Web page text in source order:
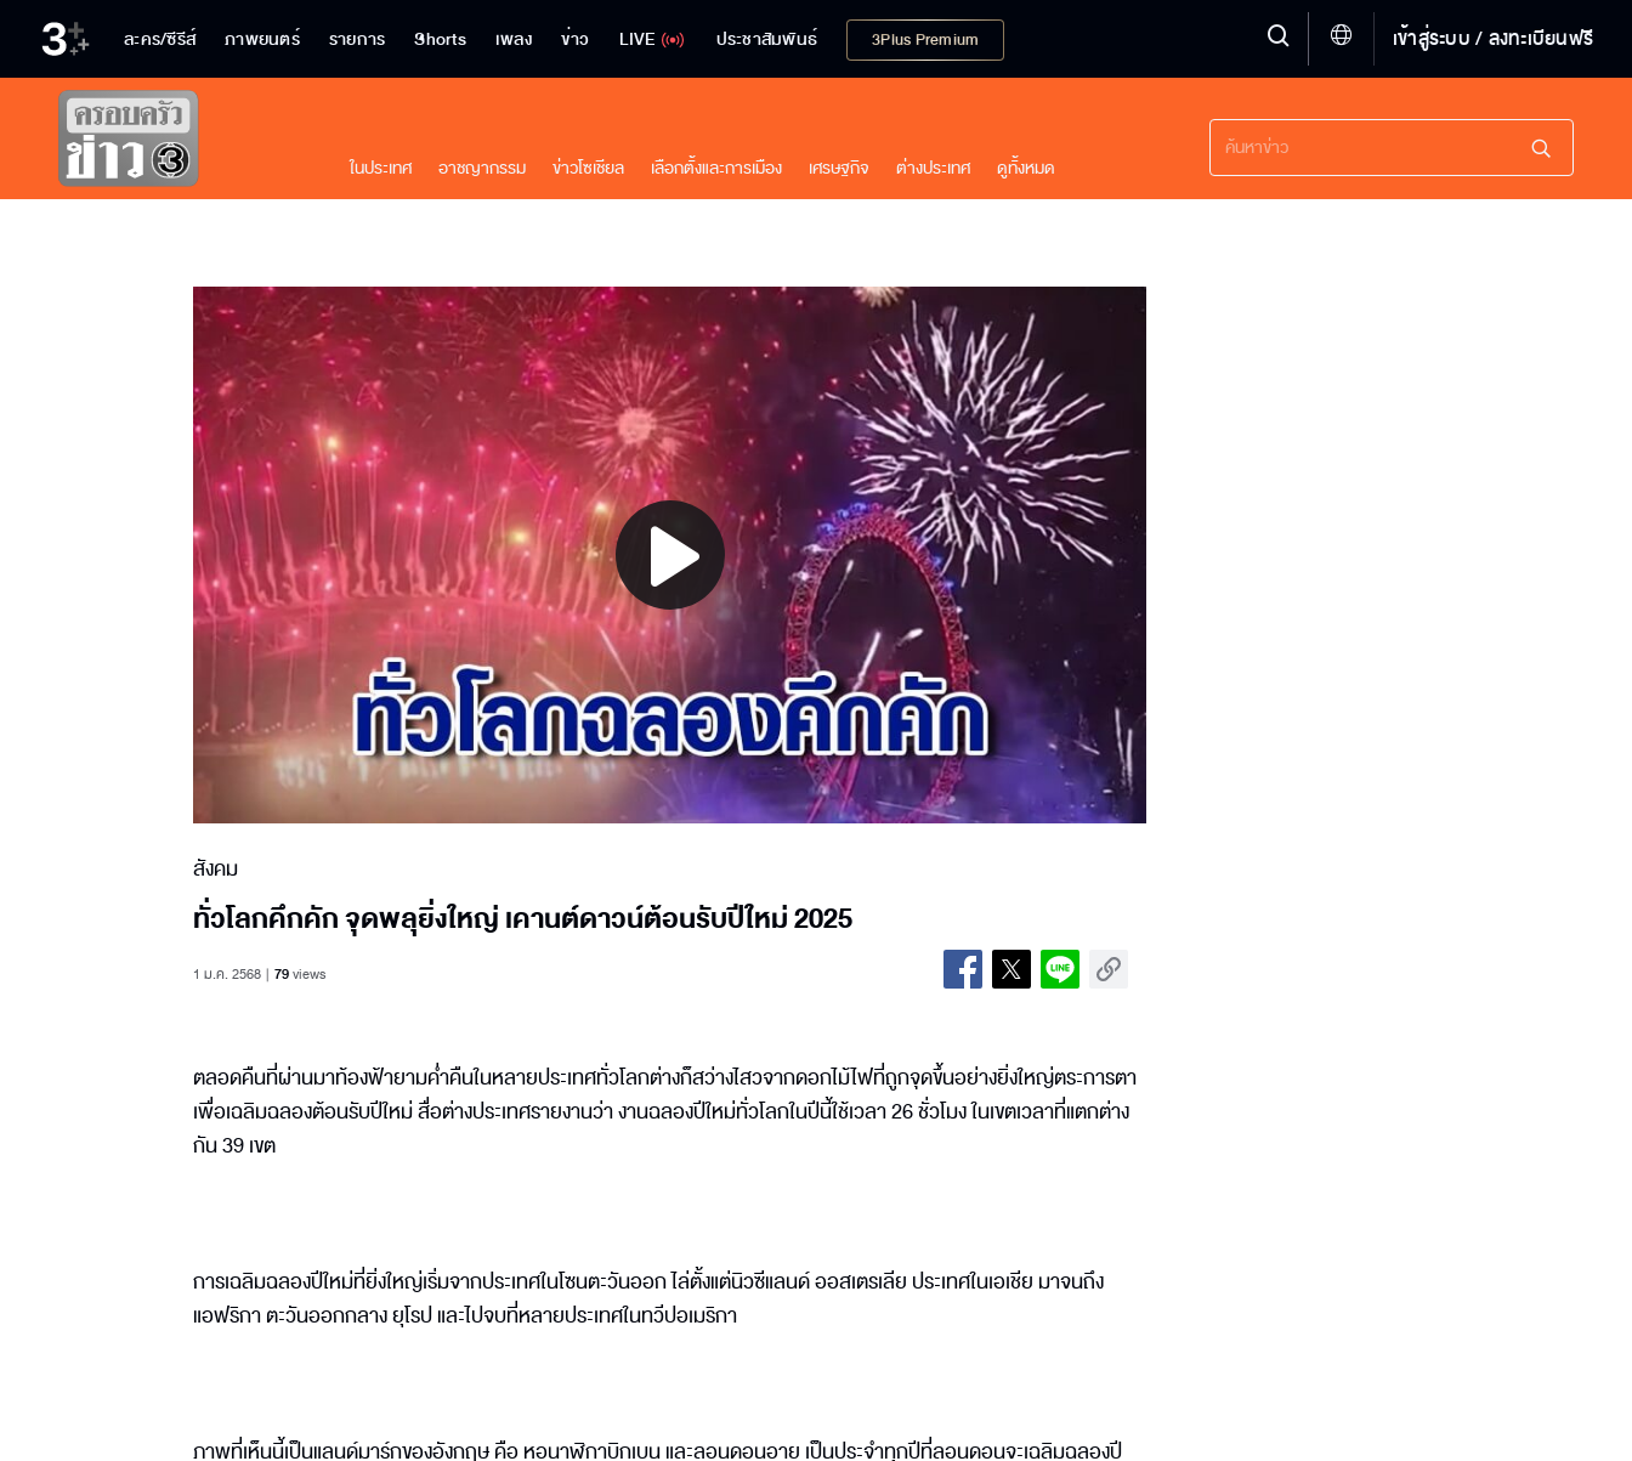
ละคร/ซีรีส์ ภาพยนตร์ รายการ Shorts เพลง ข่าว LIVE ประชาสัมพันธ์ 3Plus Premium เข้าสู่ระบบ / ลงทะเบียนฟรี
ในประเทศ อาชญากรรม ข่าวโซเชียล เลือกตั้งและการเมือง เศรษฐกิจ ต่างประเทศ ดูทั้งหมด
Play
Video
สังคม
ทั่วโลกคึกคัก จุดพลุยิ่งใหญ่ เคานต์ดาวน์ต้อนรับปีใหม่ 2025
1 ม.ค. 2568 79views
ตลอดคืนที่ผ่านมาท้องฟ้ายามค่ำคืนในหลายประเทศทั่วโลกต่างก็สว่างไสวจากดอกไม้ไฟที่ถูกจุดขึ้นอย่างยิ่งใหญ่ตระการตา
เพื่อเฉลิมฉลองต้อนรับปีใหม่ สื่อต่างประเทศรายงานว่า งานฉลองปีใหม่ทั่วโลกในปีนี้ใช้เวลา 26 ชั่วโมง ในเขตเวลาที่แตกต่าง
กัน 39 เขต
การเฉลิมฉลองปีใหม่ที่ยิ่งใหญ่เริ่มจากประเทศในโซนตะวันออก ไล่ตั้งแต่นิวซีแลนด์ ออสเตรเลีย ประเทศในเอเชีย มาจนถึง
แอฟริกา ตะวันออกกลาง ยุโรป และไปจบที่หลายประเทศในทวีปอเมริกา
ภาพที่เห็นนี้เป็นแลนด์มาร์กของอังกฤษ คือ หอนาฬิกาบิกเบน และลอนดอนอาย เป็นประจำทุกปีที่ลอนดอนจะเฉลิมฉลองปี